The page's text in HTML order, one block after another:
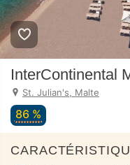
InterContinental
St. Julian's, Malte
86 %